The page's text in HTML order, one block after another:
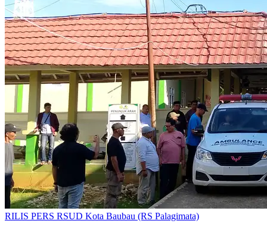
RILIS PERS RSUD Kota Baubau (RS Palagimata)